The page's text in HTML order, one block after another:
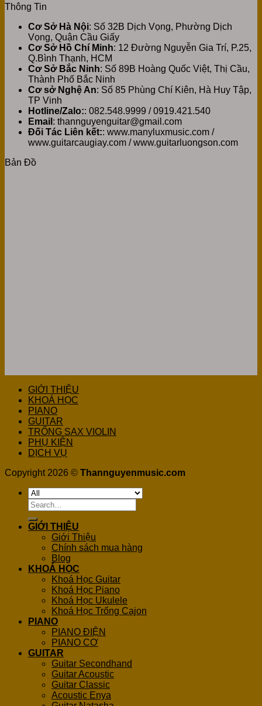
Thông Tin
Cơ Sở Hà Nội: Số 32B Dịch Vọng, Phường Dịch
Vọng, Quận Cầu Giấy
Cơ Sở Hồ Chí Minh: 12 Đường Nguyễn Gia Trí, P.25,
Q.Bình Thạnh, HCM
Cơ Sở Bắc Ninh: Số 89B Hoàng Quốc Việt, Thị Cầu,
Thành Phố Bắc Ninh
Cơ sở Nghệ An: Số 85 Phùng Chí Kiên, Hà Huy Tập,
TP Vinh
Hotline/Zalo:: 082.548.9999 / 0919.421.540
Email : thannguyenguitar@gmail.com
Đối Tác Liên kết:: www.manyluxmusic.com /
www.guitarcaugiay.com / www.guitarluongson.com
Bản Đồ
GIỚI THIỆU
KHOÁ HỌC
PIANO
GUITAR
TRỐNG SAX VIOLIN
PHỤ KIỆN
DỊCH VỤ
Copyright 2026 © Thannguyenmusic.com
Search
for:
GIỚI THIỆU
Giới Thiệu
Chính sách mua hàng
Blog
KHOÁ HỌC
Khoá Học Guitar
Khoá Học Piano
Khoá Học Ukulele
Khoá Học Trống Cajon
PIANO
PIANO ĐIỆN
PIANO CƠ
GUITAR
Guitar Secondhand
Guitar Acoustic
Guitar Classic
Acoustic Enya